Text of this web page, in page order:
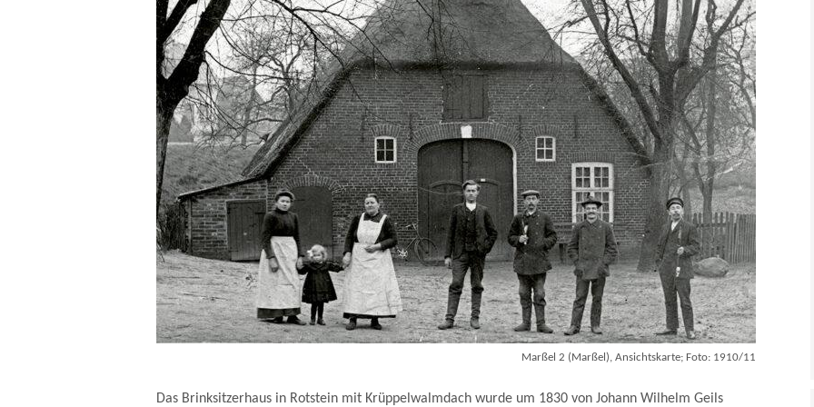
Marßel 2 (Marßel), Ansichtskarte; Foto: 1910/11
Das Brinksitzerhaus in Rotstein mit Krüppelwalmdach wurde um 1830 von Johann Wilhelm Geils